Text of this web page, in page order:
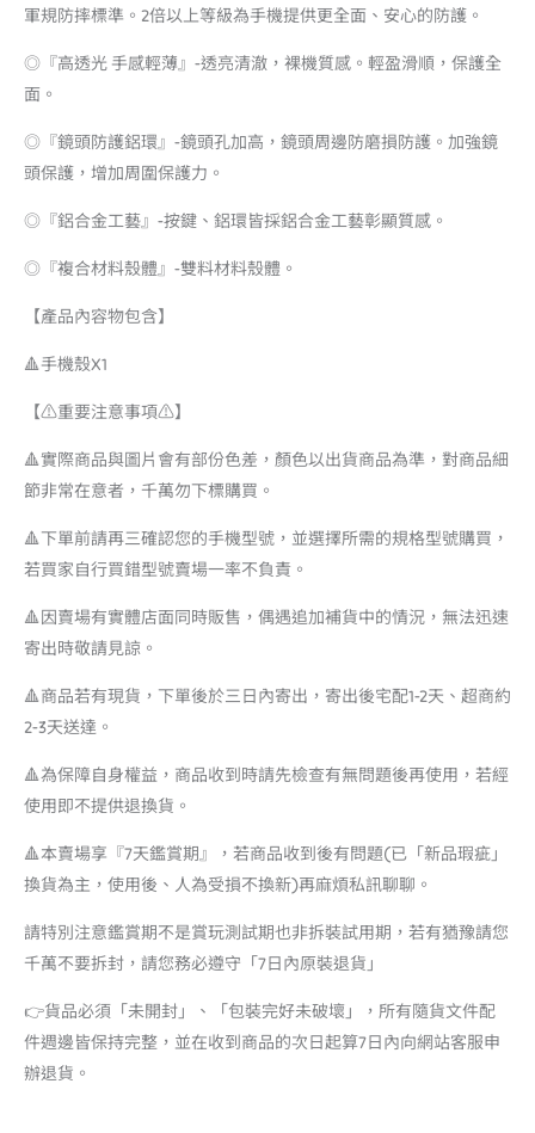
軍規防摔標準。2倍以上等級為手機提供更全面、安心的防護。
◎『高透光 手感輕薄』-透亮清澈，裸機質感。輕盈滑順，保護全
面。
◎『鏡頭防護鋁環』-鏡頭孔加高，鏡頭周邊防磨損防護。加強鏡
頭保護，增加周圍保護力。
◎『鋁合金工藝』-按鍵、鋁環皆採鋁合金工藝彰顯質感。
◎『複合材料殼體』-雙料材料殼體。
【產品內容物包含】
🔺手機殼X1
【⚠️重要注意事項⚠️】
🔺實際商品與圖片會有部份色差，顏色以出貨商品為準，對商品細
節非常在意者，千萬勿下標購買。
🔺下單前請再三確認您的手機型號，並選擇所需的規格型號購買，
若買家自行買錯型號賣場一率不負責。
🔺因賣場有實體店面同時販售，偶遇追加補貨中的情況，無法迅速
寄出時敬請見諒。
🔺商品若有現貨，下單後於三日內寄出，寄出後宅配1-2天、超商約
2-3天送達。
🔺為保障自身權益，商品收到時請先檢查有無問題後再使用，若經
使用即不提供退換貨。
🔺本賣場享『7天鑑賞期』，若商品收到後有問題(已「新品瑕疵」
換貨為主，使用後、人為受損不換新)再麻煩私訊聊聊。
請特別注意鑑賞期不是賞玩測試期也非拆裝試用期，若有猶豫請您
千萬不要拆封，請您務必遵守「7日內原裝退貨」
👉貨品必須「未開封」、「包裝完好未破壞」，所有隨貨文件配
件週邊皆保持完整，並在收到商品的次日起算7日內向網站客服申
辦退貨。